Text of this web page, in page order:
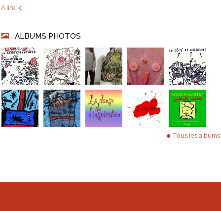
A lire ici
ALBUMS PHOTOS
Tous les albums